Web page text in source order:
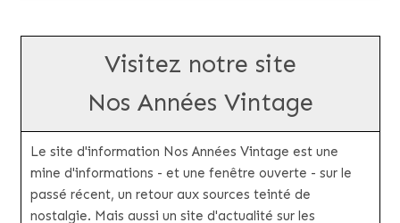
Visitez notre site
Nos Années Vintage
Le site d'information Nos Années Vintage est une
mine d'informations - et une fenêtre ouverte - sur le
passé récent, un retour aux sources teinté de
nostalgie. Mais aussi un site d'actualité sur les